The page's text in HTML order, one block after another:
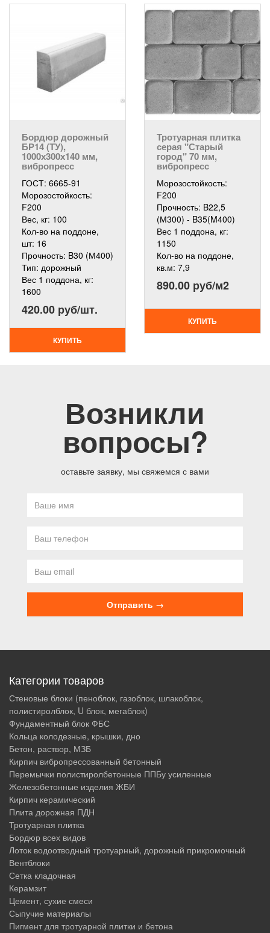
Бордюр дорожный
БР14 (ТУ),
1000х300х140 мм,
вибропресс
ГОСТ: 6665-91
Морозостойкость:
F200
Вес, кг: 100
Кол-во на поддоне,
шт: 16
Прочность: B30 (М400)
Тип: дорожный
Вес 1 поддона, кг:
1600
420.00 руб/шт.
КУПИТЬ
Тротуарная плитка
серая "Старый
город" 70 мм,
вибропресс
Морозостойкость:
F200
Прочность: B22,5
(М300) - B35(M400)
Вес 1 поддона, кг:
1150
Кол-во на поддоне,
кв.м: 7,9
890.00 руб/м2
КУПИТЬ
Возникли
вопросы?
оставьте заявку, мы свяжемся с вами
Категории товаров
Стеновые блоки (пеноблок, газоблок, шлакоблок,
полистиролблок, U блок, мегаблок)
Фундаментный блок ФБС
Кольца колодезные, крышки, дно
Бетон, раствор, МЗБ
Кирпич вибропрессованный бетонный
Перемычки полистиролбетонные ППБу усиленные
Железобетонные изделия ЖБИ
Кирпич керамический
Плита дорожная ПДН
Тротуарная плитка
Бордюр всех видов
Лоток водоотводный тротуарный, дорожный прикромочный
Вентблоки
Сетка кладочная
Керамзит
Цемент, сухие смеси
Сыпучие материалы
Пигмент для тротуарной плитки и бетона